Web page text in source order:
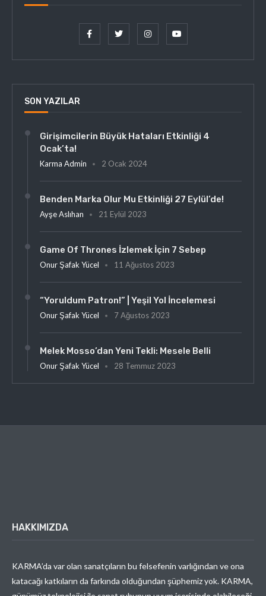
SON YAZILAR
Girişimcilerin Büyük Hataları Etkinliği 4
Ocak’ta!
Karma Admin 2 Ocak 2024
Benden Marka Olur Mu Etkinliği 27 Eylül’de!
Ayşe Aslıhan 21 Eylül 2023
Game Of Thrones İzlemek İçin 7 Sebep
Onur Şafak Yücel 11 Ağustos 2023
“Yoruldum Patron!” | Yeşil Yol İncelemesi
Onur Şafak Yücel 7 Ağustos 2023
Melek Mosso’dan Yeni Tekli: Mesele Belli
Onur Şafak Yücel 28 Temmuz 2023
HAKKIMIZDA
KARMA’da var olan sanatçıların bu felsefenin varlığından ve ona
katacağı katkıların da farkında olduğundan şüphemiz yok. KARMA,